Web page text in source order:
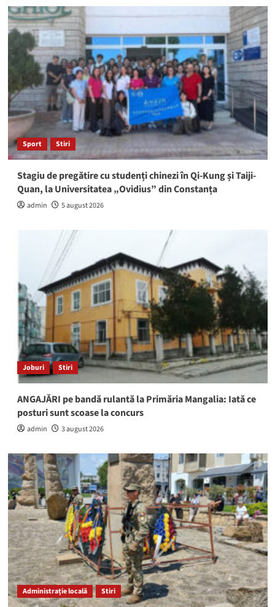
Sport Stiri
Stagiu de pregătire cu studenți chinezi în Qi-Kung și Taiji-
Quan, la Universitatea „Ovidius” din Constanța
admin 5 august 2026
Joburi Stiri
ANGAJĂRI pe bandă rulantă la Primăria Mangalia: Iată ce
posturi sunt scoase la concurs
admin 3 august 2026
Administrație locală Stiri